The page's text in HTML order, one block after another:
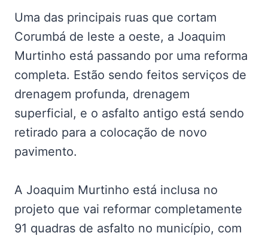
Uma das principais ruas que cortam
Corumbá de leste a oeste, a Joaquim
Murtinho está passando por uma reforma
completa. Estão sendo feitos serviços de
drenagem profunda, drenagem
superficial, e o asfalto antigo está sendo
retirado para a colocação de novo
pavimento.
A Joaquim Murtinho está inclusa no
projeto que vai reformar completamente
91 quadras de asfalto no município, com